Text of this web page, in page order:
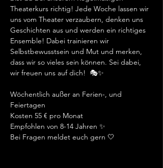
Theaterkurs richtig! Jede Woche lassen wir
uns vom Theater verzaubern, denken uns
Geschichten aus und werden ein richtiges
Ensemble! Dabei trainieren wir
Selbstbewusstsein und Mut und merken,
dass wir so vieles sein können. Sei dabei,
wir freuen uns auf dich!  🎭✨️
Wöchentlich außer an Ferien-, und
Feiertagen
Kosten 55 € pro Monat
Empfohlen von 8-14 Jahren ✨️
Bei Fragen meldet euch gern 🤍